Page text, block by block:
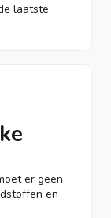
laatste
er geen
en